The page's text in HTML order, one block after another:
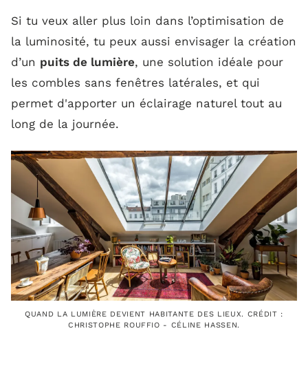
Si tu veux aller plus loin dans l’optimisation de
la luminosité, tu peux aussi envisager la création
d’un puits de lumière, une solution idéale pour
les combles sans fenêtres latérales, et qui
permet d'apporter un éclairage naturel tout au
long de la journée.
QUAND LA LUMIÈRE DEVIENT HABITANTE DES LIEUX. CRÉDIT :
CHRISTOPHE ROUFFIO - CÉLINE HASSEN.